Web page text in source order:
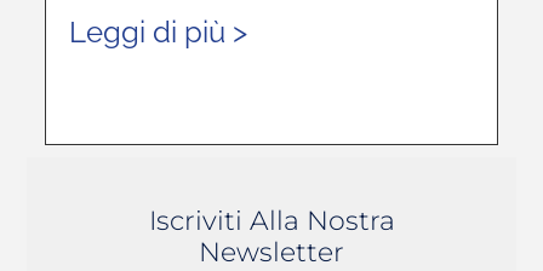
Leggi di più >
Iscriviti Alla Nostra
Newsletter